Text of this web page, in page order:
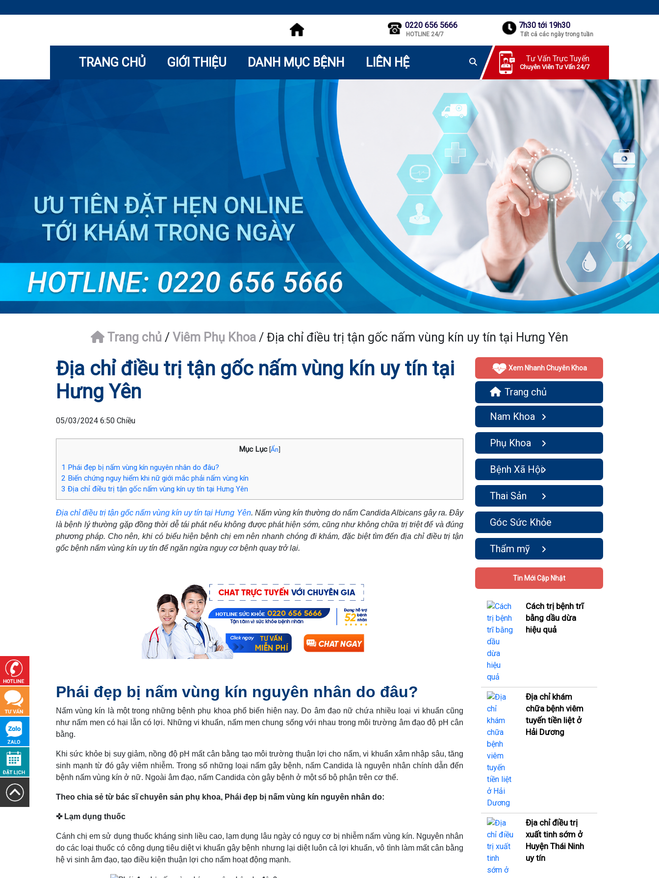
0220 656 5666
HOTLINE 24/7
7h30 tới 19h30
Tất cả các ngày trong tuần
TRANG CHỦ GIỚI THIỆU DANH MỤC BỆNH LIÊN HỆ Tư Vấn Trực Tuyến
Chuyên Viên Tư Vấn 24/7
Trang chủ / Viêm Phụ Khoa / Địa chỉ điều trị tận gốc nấm vùng kín uy tín tại Hưng Yên
Địa chỉ điều trị tận gốc nấm vùng kín uy tín tại
Hưng Yên
05/03/2024 6:50 Chiều
Mục Lục [Ẩn]
1 Phái đẹp bị nấm vùng kín nguyên nhân do đâu?
2 Biến chứng nguy hiểm khi nữ giới mắc phải nấm vùng kín
3 Địa chỉ điều trị tận gốc nấm vùng kín uy tín tại Hưng Yên
Địa chỉ điều trị tận gốc nấm vùng kín uy tín tại Hưng Yên. Nấm vùng kín thường do nấm Candida Albicans gây ra. Đây
là bệnh lý thường gặp đồng thời dễ tái phát nếu không được phát hiện sớm, cũng như không chữa trị triệt để và đúng
phương pháp. Cho nên, khi có biểu hiện bệnh chị em nên nhanh chóng đi khám, đặc biệt tìm đến địa chỉ điều trị tận
gốc bệnh nấm vùng kín uy tín để ngăn ngừa nguy cơ bệnh quay trở lại.
Phái đẹp bị nấm vùng kín nguyên nhân do đâu?
Nấm vùng kín là một trong những bệnh phụ khoa phổ biến hiện nay. Do âm đạo nữ chứa nhiều loại vi khuẩn cũng
như nấm men có hại lẫn có lợi. Những vi khuẩn, nấm men chung sống với nhau trong môi trường âm đạo độ pH cân
bằng.
Khi sức khỏe bị suy giảm, nồng độ pH mất cân bằng tạo môi trường thuận lợi cho nấm, vi khuẩn xâm nhập sâu, tăng
sinh mạnh từ đó gây viêm nhiễm. Trong số những loại nấm gây bệnh, nấm Candida là nguyên nhân chính dẫn đến
bệnh nấm vùng kín ở nữ. Ngoài âm đạo, nấm Candida còn gây bệnh ở một số bộ phận trên cơ thể.
Theo chia sẻ từ bác sĩ chuyên sản phụ khoa, Phái đẹp bị nấm vùng kín nguyên nhân do:
✜ Lạm dụng thuốc
Cánh chị em sử dụng thuốc kháng sinh liều cao, lạm dụng lâu ngày có nguy cơ bị nhiễm nấm vùng kín. Nguyên nhân
do các loại thuốc có công dụng tiêu diệt vi khuẩn gây bệnh nhưng lại diệt luôn cả lợi khuẩn, vô tình làm mất cân bằng
hệ vi sinh âm đạo, tạo điều kiện thuận lợi cho nấm hoạt động mạnh.
Xem Nhanh Chuyên Khoa
Trang chủ
Nam Khoa
Phụ Khoa
Bệnh Xã Hội
Thai Sản
Góc Sức Khỏe
Thẩm mỹ
Tin Mới Cập Nhật
Cách trị bệnh trĩ
bằng dầu dừa
hiệu quả
Địa chỉ khám
chữa bệnh viêm
tuyến tiền liệt ở
Hải Dương
Địa chỉ điều trị
xuất tinh sớm ở
Huyện Thái Ninh
uy tín